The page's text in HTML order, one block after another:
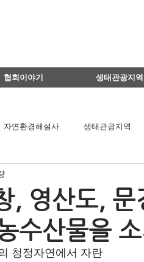
협회이야기 생태관광지역
자연환경해설사 생태관광지역
아카데미 간담회 기타
, 영산도, 문
수산물을
청정자연에서 자란